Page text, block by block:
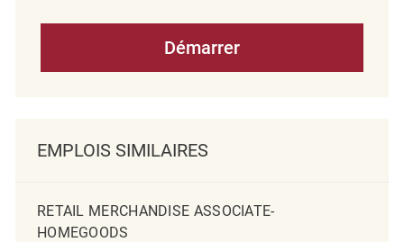
Démarrer
EMPLOIS SIMILAIRES
RETAIL MERCHANDISE ASSOCIATE-
HOMEGOODS